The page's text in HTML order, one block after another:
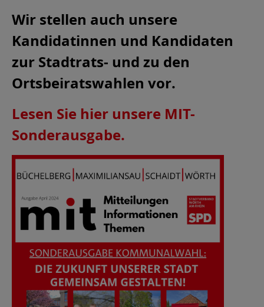
Wir stellen auch unsere
Kandidatinnen und Kandidaten
zur Stadtrats- und zu den
Ortsbeiratswahlen vor.
Lesen Sie hier unsere MIT-
Sonderausgabe.